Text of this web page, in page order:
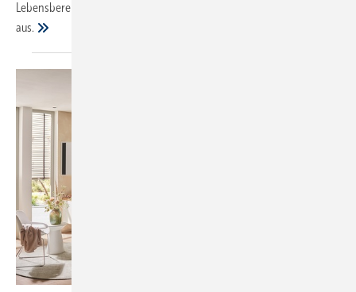
Lebensbereich mit dem praktischen Baustoff zusammenpassend
aus.